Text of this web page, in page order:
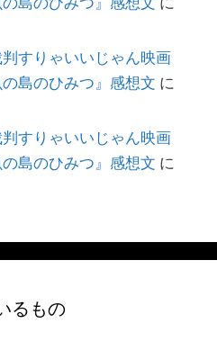
すりゃいいじゃん映画
島のひみつ』感想文 に
すりゃいいじゃん映画
島のひみつ』感想文 に
るもの